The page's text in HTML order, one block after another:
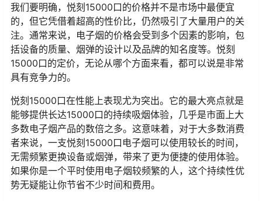
我们要明确，悦刻15000口的价格并不是市场中最便宜
的，但它凭借着超高的性价比，仍然吸引了大量用户的关
注。通常来说，电子烟的价格会受到多个因素的影响，包
括设备的质量、烟弹的设计以及品牌的知名度等。悦刻
15000口的定价，无论从哪个方面来看，都可以说是非常
具有竞争力的。
悦刻15000口在性能上表现尤为突出。它的最大亮点就是
能够提供长达15000口的持续吸烟体验，几乎是市面上大
多数电子烟产品的数倍之多。这意味着，对于大多数消费
者来说，一支悦刻15000口电子烟可以使用较长的时间，
无需频繁更换设备或烟弹，带来了更为便捷的使用体验。
如果你是一个平时使用电子烟较频繁的人，这个持续性优
势无疑能让你节省不少时间和费用。